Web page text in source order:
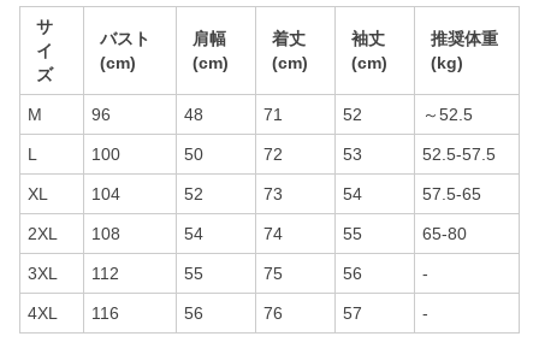
サ
イ
ズ
バスト
(cm)
肩幅
(cm)
着丈
(cm)
袖丈
(cm)
推奨体重
(kg)
M 96 48 71 52 ～52.5
L 100 50 72 53 52.5-57.5
XL 104 52 73 54 57.5-65
2XL 108 54 74 55 65-80
3XL 112 55 75 56 -
4XL 116 56 76 57 -